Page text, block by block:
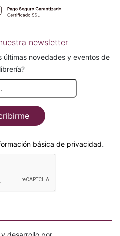
newsletter
últimas novedades y eventos de
básica de privacidad.
desarrollo por